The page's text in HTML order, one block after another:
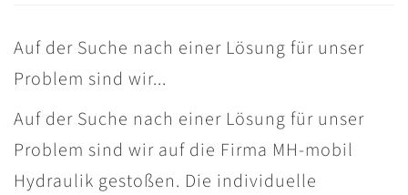
Auf der Suche nach einer Lösung für unser
Problem sind wir...
Auf der Suche nach einer Lösung für unser
Problem sind wir auf die Firma MH-mobil
Hydraulik gestoßen. Die individuelle